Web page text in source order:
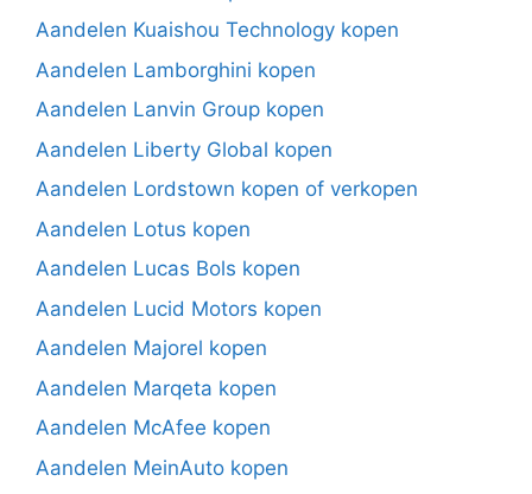
Aandelen Kuaishou Technology kopen
Aandelen Lamborghini kopen
Aandelen Lanvin Group kopen
Aandelen Liberty Global kopen
Aandelen Lordstown kopen of verkopen
Aandelen Lotus kopen
Aandelen Lucas Bols kopen
Aandelen Lucid Motors kopen
Aandelen Majorel kopen
Aandelen Marqeta kopen
Aandelen McAfee kopen
Aandelen MeinAuto kopen